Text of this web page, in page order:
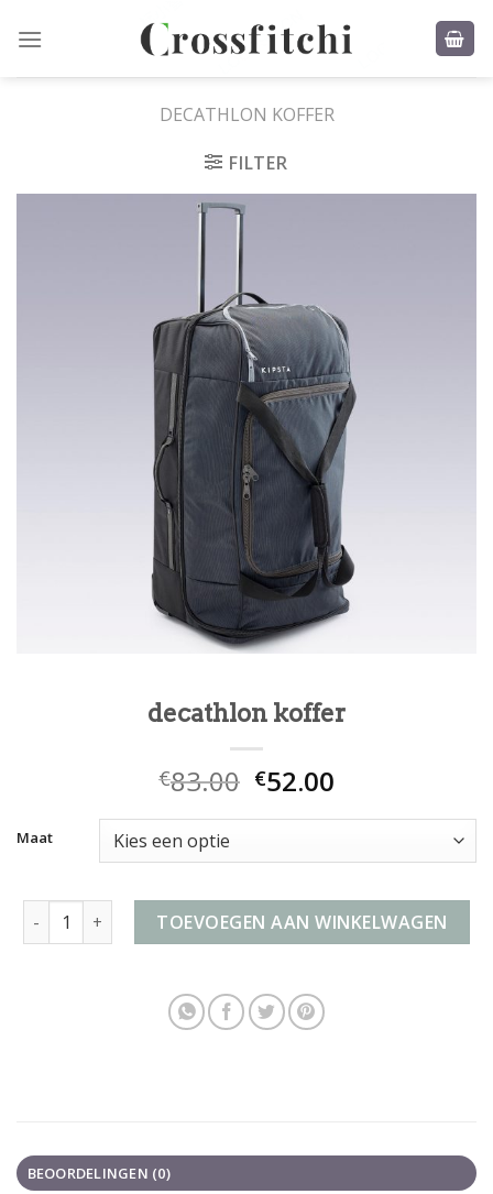
DECATHLON KOFFER
FILTER
decathlon koffer
€83.00 €52.00
Maat
decathlon koffer aantalTOEVOEGEN AAN WINKELWAGEN
BEOORDELINGEN (0)